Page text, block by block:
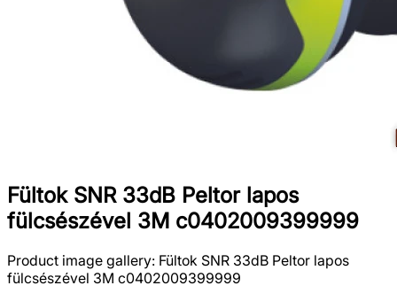
Fültok SNR 33dB Peltor lapos
fülcsészével 3M c0402009399999
Product image gallery: Fültok SNR 33dB Peltor lapos
fülcsészével 3M c0402009399999